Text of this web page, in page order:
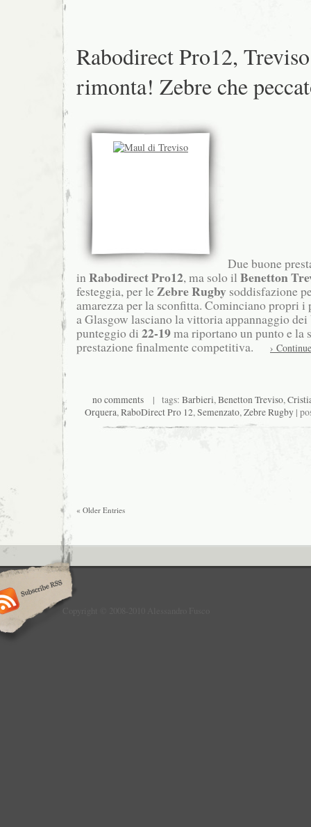
Rabodirect Pro12,
rimonta! Zebre che
Due buone
in Rabodirect Pro12, ma solo il Benetton
festeggia, per leZebre Rugby soddisfazione
amarezza per la sconfitta. Cominciano propri i
a Glasgow lasciano la vittoria appannaggio dei
punteggio di 22-19ma riportano un punto e la
prestazione finalmente competitiva.
›
no comments| tags: Barbieri, Benetton Treviso,
Orquera, RaboDirect Pro 12, Semenzato, Zebre Rugby|
« Older Entries